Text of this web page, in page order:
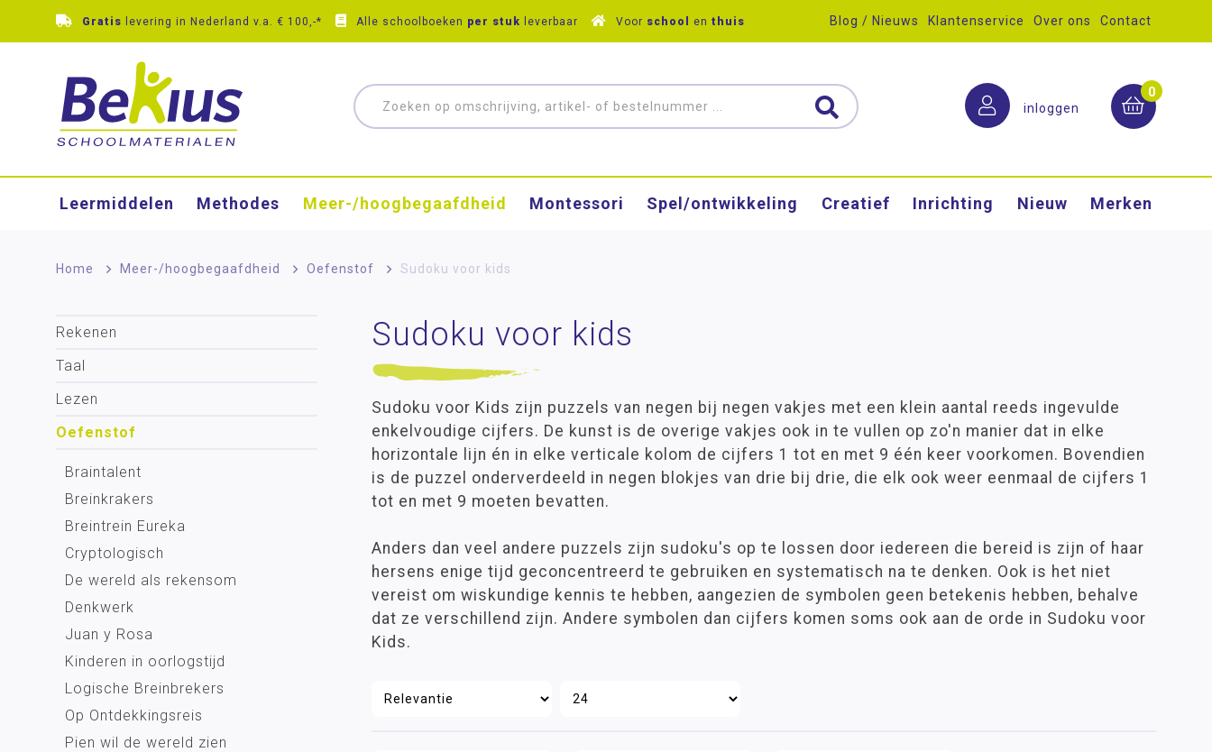
Gratis levering in Nederland v.a. € 100,-* Alle schoolboeken per stuk leverbaar Voor school en thuis Blog / Nieuws Klantenservice Over ons Contact
inloggen
0
Leermiddelen Methodes Meer-/hoog­begaafdheid Montessori Spel/ontwikkeling Creatief Inrichting Nieuw Merken
Home > Meer-/hoog­begaafdheid > Oefenstof > Sudoku voor kids
Rekenen
Taal
Lezen
Oefenstof
Braintalent
Breinkrakers
Breintrein Eureka
Cryptologisch
De wereld als rekensom
Denkwerk
Juan y Rosa
Kinderen in oorlogstijd
Logische Breinbrekers
Op Ontdekkingsreis
Pien wil de wereld zien
Sudoku voor kids
Sudoku voor Kids zijn puzzels van negen bij negen vakjes met een klein aantal reeds ingevulde
enkelvoudige cijfers. De kunst is de overige vakjes ook in te vullen op zo'n manier dat in elke
horizontale lijn én in elke verticale kolom de cijfers 1 tot en met 9 één keer voorkomen. Bovendien
is de puzzel onderverdeeld in negen blokjes van drie bij drie, die elk ook weer eenmaal de cijfers 1
tot en met 9 moeten bevatten.
Anders dan veel andere puzzels zijn sudoku's op te lossen door iedereen die bereid is zijn of haar
hersens enige tijd geconcentreerd te gebruiken en systematisch na te denken. Ook is het niet
vereist om wiskundige kennis te hebben, aangezien de symbolen geen betekenis hebben, behalve
dat ze verschillend zijn. Andere symbolen dan cijfers komen soms ook aan de orde in Sudoku voor
Kids.